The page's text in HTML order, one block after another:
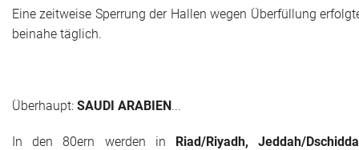
Eine zeitweise Sperrung der Hallen wegen Überfüllung
beinahe täglich.
Überhaupt: SAUDI ARABIEN...
In den 80ern werden in Riad/Riyadh, Jeddah/